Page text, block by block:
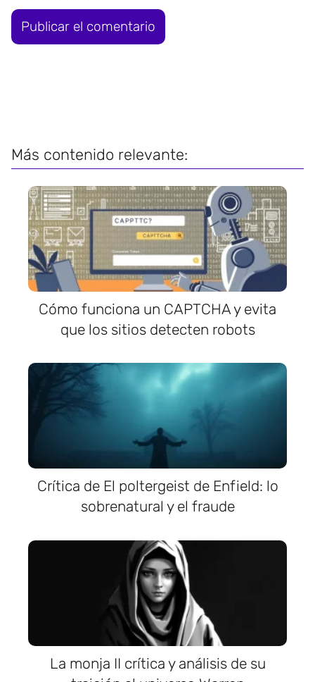
Más contenido relevante:
Cómo funciona un CAPTCHA y evita
que los sitios detecten robots
Crítica de El poltergeist de Enfield: lo
sobrenatural y el fraude
La monja II crítica y análisis de su